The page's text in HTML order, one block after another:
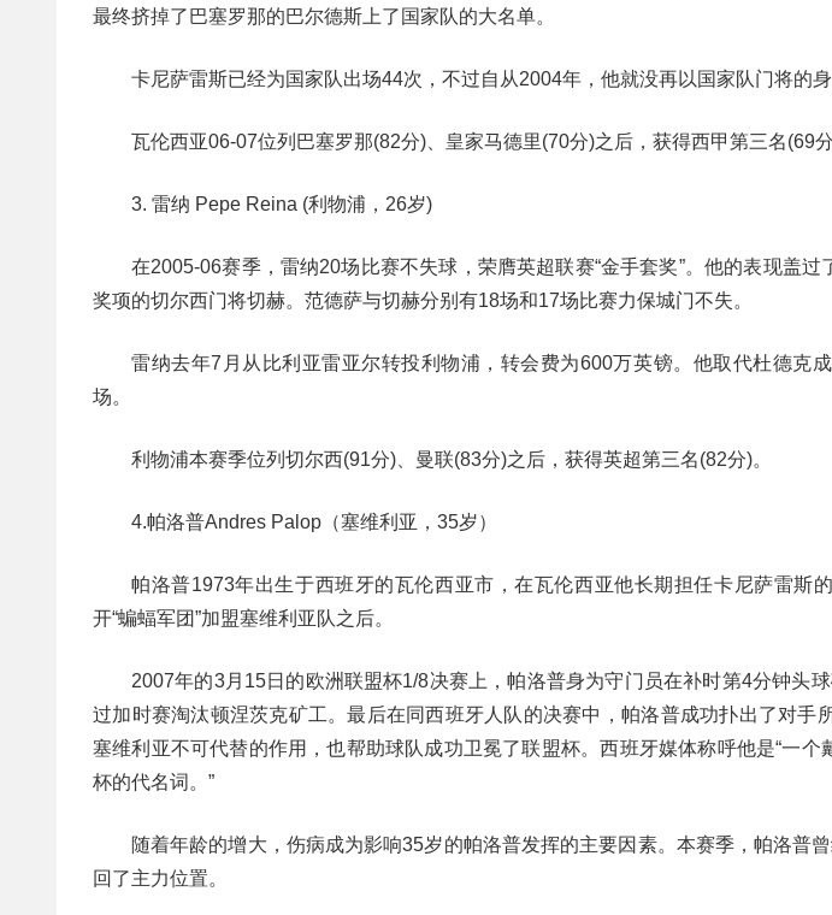
最终挤掉了巴塞罗那的巴尔德斯上了国家队的大名单。
卡尼萨雷斯已经为国家队出场44次，不过自从2004年，他就没再以国家队门将的身
瓦伦西亚06-07位列巴塞罗那(82分)、皇家马德里(70分)之后，获得西甲第三名(69分
3. 雷纳 Pepe Reina (利物浦，26岁)
在2005-06赛季，雷纳20场比赛不失球，荣膺英超联赛“金手套奖”。他的表现盖
奖项的切尔西门将切赫。范德萨与切赫分别有18场和17场比赛力保城门不失。
雷纳去年7月从比利亚雷亚尔转投利物浦，转会费为600万英镑。他取代杜德克
场。
利物浦本赛季位列切尔西(91分)、曼联(83分)之后，获得英超第三名(82分)。
4.帕洛普Andres Palop（塞维利亚，35岁）
帕洛普1973年出生于西班牙的瓦伦西亚市，在瓦伦西亚他长期担任卡尼萨雷斯
开“蝙蝠军团”加盟塞维利亚队之后。
2007年的3月15日的欧洲联盟杯1/8决赛上，帕洛普身为守门员在补时第4分钟头
过加时赛淘汰顿涅茨克矿工。最后在同西班牙人队的决赛中，帕洛普成功扑出了对手
塞维利亚不可代替的作用，也帮助球队成功卫冕了联盟杯。西班牙媒体称呼他是“一个
杯的代名词。”
随着年龄的增大，伤病成为影响35岁的帕洛普发挥的主要因素。本赛季，帕洛普
回了主力位置。